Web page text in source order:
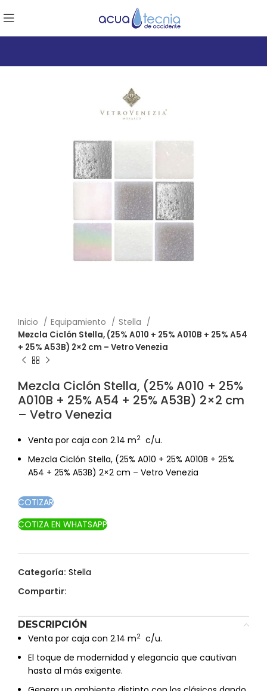
Inicio Equipamiento
Stella
Mezcla Ciclón Stella, (25% A010 + 25% A010B + 25% A54
+ 25% A53B) 2×2 cm – Vetro Venezia
Mezcla Ciclón Stella, (25% A010 + 25%
A010B + 25% A54 + 25% A53B) 2×2 cm
– Vetro Venezia
Venta por caja con 2.14 m2 c/u.
Mezcla Ciclón Stella, (25% A010 + 25% A010B + 25%
A54 + 25% A53B) 2×2 cm – Vetro Venezia
COTIZAR
COTIZA EN WHATSAPP
Categoría: Stella
Compartir:
DESCRIPCIÓN
Venta por caja con 2.14 m2 c/u.
El toque de modernidad y elegancia que cautivan
hasta al más exigente.